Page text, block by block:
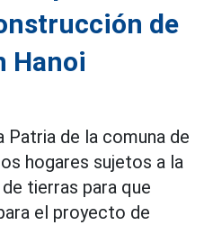
de
Hanoi
Patria de la comuna de
hogares sujetos a la
tierras para que
el proyecto de